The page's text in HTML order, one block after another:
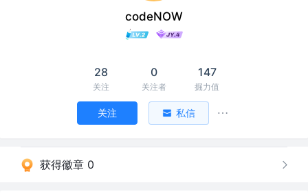
codeNOW
28
关注
0
关注者
147
掘力值
关注 私信
获得徽章 0